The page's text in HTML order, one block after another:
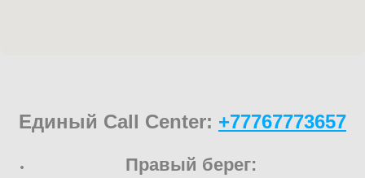
Единый Call Center: +77767773657
Правый берег: